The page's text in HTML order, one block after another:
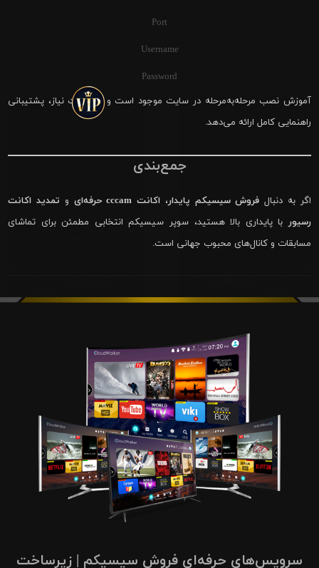
Port
Username
Password
آموزش نصب مرحله‌به‌مرحله در سایت موجود است و در صورت نیاز، پشتیبانی
راهنمایی کامل ارائه می‌دهد.
جمع‌بندی
اگر به دنبال فروش سیسیکم پایدار، اکانت cccam حرفه‌ای و تمدید اکانت
رسیور با پایداری بالا هستید، سوپر سیسیکم انتخابی مطمئن برای تماشای
مسابقات و کانال‌های محبوب جهانی است.
سرویس‌های حرفه‌ای فروش سیسیکم | زیرساخت